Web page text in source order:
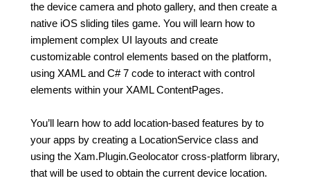
the device camera and photo gallery, and then create a
native iOS sliding tiles game. You will learn how to
implement complex UI layouts and create
customizable control elements based on the platform,
using XAML and C# 7 code to interact with control
elements within your XAML ContentPages.
You’ll learn how to add location-based features by to
your apps by creating a LocationService class and
using the Xam.Plugin.Geolocator cross-platform library,
that will be used to obtain the current device location.